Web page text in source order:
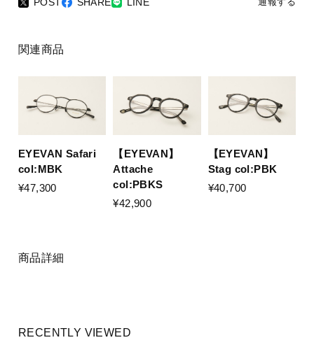
POST SHARE LINE
関連商品
EYEVAN Safari
col:MBK
¥47,300
【EYEVAN】
Attache
col:PBKS
¥42,900
【EYEVAN】
Stag col:PBK
¥40,700
商品詳細
RECENTLY VIEWED